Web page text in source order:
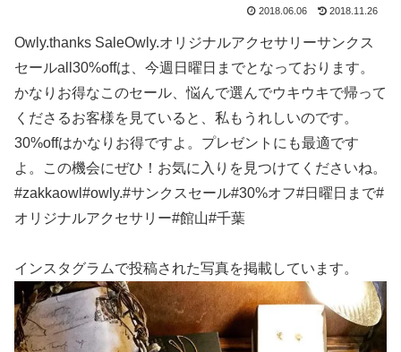
2018.06.06 2018.11.26
Owly.thanks SaleOwly.オリジナルアクセサリーサンクス
セールall30%offは、今週日曜日までとなっております。
かなりお得なこのセール、悩んで選んでウキウキで帰って
くださるお客様を見ていると、私もうれしいのです。
30%offはかなりお得ですよ。プレゼントにも最適です
よ。この機会にぜひ！お気に入りを見つけてくださいね。
#zakkaowl#owly.#サンクスセール#30%オフ#日曜日まで#
オリジナルアクセサリー#館山#千葉
インスタグラムで投稿された写真を掲載しています。